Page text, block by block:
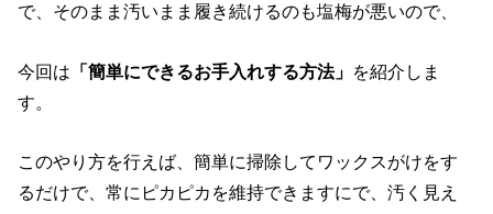
で、そのまま汚いまま履き続けるのも塩梅が悪いので、
今回は 「簡単にできるお手入れする方法」 を紹介しま
す。
このやり方を行えば、簡単に掃除してワックスがけをす
るだけで、常にピカピカを維持できますにで、汚く見え